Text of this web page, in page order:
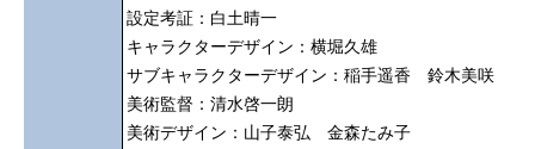
設定考証：白土晴一
キャラクターデザイン：横堀久雄
サブキャラクターデザイン：稲手遥香 鈴木美咲
美術監督：清水啓一朗
美術デザイン：山子泰弘 金森たみ子